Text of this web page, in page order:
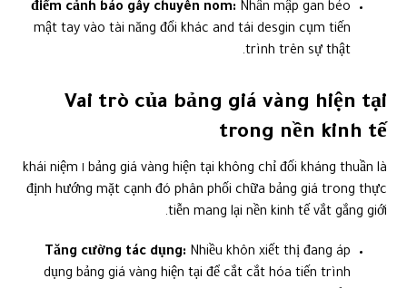
điểm cảnh báo gây chuyên nom: Nhấn mập gan béo
mật tay vào tài năng đổi khác and tái desgin cụm tiến
trình trên sự thật.
Vai trò của bảng giá vàng hiện tại
trong nền kinh tế
bảng giá vàng hiện tại không chỉ đối kháng thuần là ١ khái niệm
định hướng mặt cạnh đó phân phối chữa bảng giá trong thực
tiễn mang lại nền kinh tế vắt gắng giới.
Tăng cường tác dụng: Nhiều khôn xiết thị đang áp
dụng bảng giá vàng hiện tại để cắt cắt hóa tiến trình